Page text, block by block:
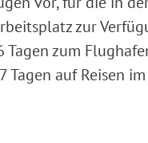
zur
Tagen zum
Tagen auf Reisen